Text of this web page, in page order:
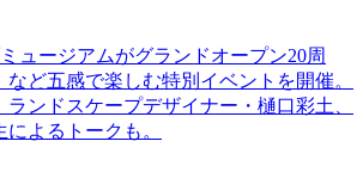
ュージアムがグランドオープン20周
ど五感で楽しむ特別イベントを開催。
ンドスケープデザイナー・樋口彩土、
よるトークも。